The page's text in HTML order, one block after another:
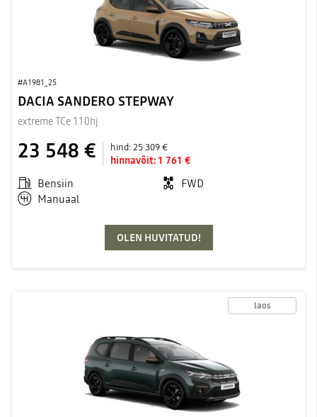
#A1981_25
DACIA SANDERO STEPWAY
extreme TCe 110hj
23 548 € hind:25 309 €
hinnavõit: 1 761 €
Bensiin
FWD
Manuaal
OLEN HUVITATUD!
laos